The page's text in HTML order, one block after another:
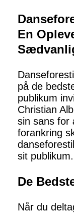
En
på de
publikum
Christian
sin sans for
forankring
sit publikum.
De
Når du